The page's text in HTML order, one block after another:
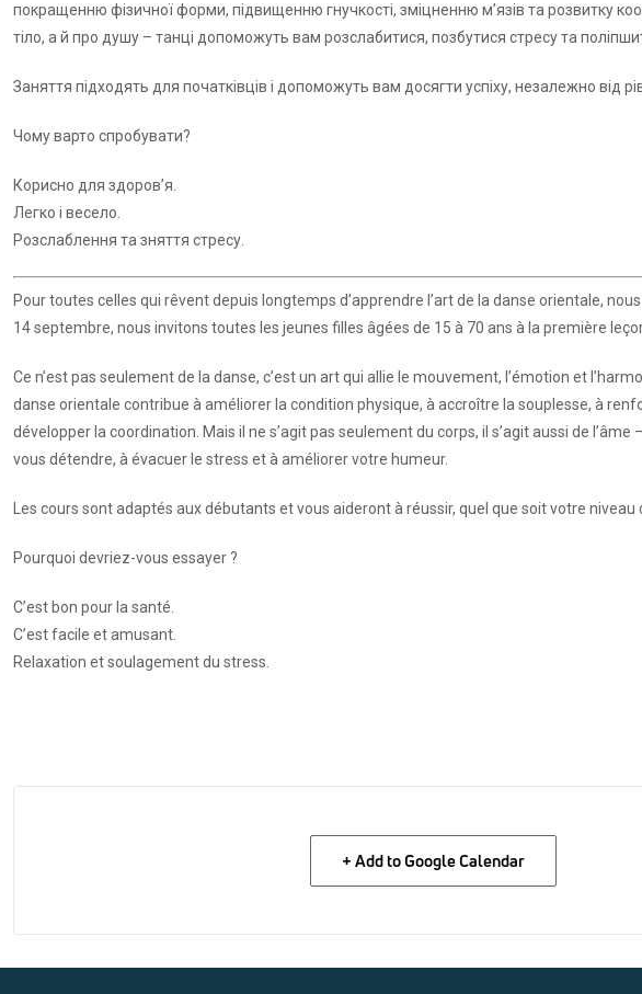
покращенню фізичної форми, підвищенню гнучкості, зміцненню м’язів та розвитку
тіло, а й про душу – танці допоможуть вам розслабитися, позбутися стресу та
Заняття підходять для початківців і допоможуть вам досягти успіху, незалежно від
Чому варто спробувати?
Корисно для здоров’я.
Легко і весело.
Розслаблення та зняття стресу.
Pour toutes celles qui rêvent depuis longtemps d’apprendre l’art de la danse orientale,
14 septembre, nous invitons toutes les jeunes filles âgées de 15 à 70 ans à la première
Ce n’est pas seulement de la danse, c’est un art qui allie le mouvement, l’émotion et
danse orientale contribue à améliorer la condition physique, à accroître la souplesse, à
développer la coordination. Mais il ne s’agit pas seulement du corps, il s’agit aussi de l’âme
vous détendre, à évacuer le stress et à améliorer votre humeur.
Les cours sont adaptés aux débutants et vous aideront à réussir, quel que soit votre niveau
Pourquoi devriez-vous essayer ?
C’est bon pour la santé.
C’est facile et amusant.
Relaxation et soulagement du stress.
+ Add to Google Calendar